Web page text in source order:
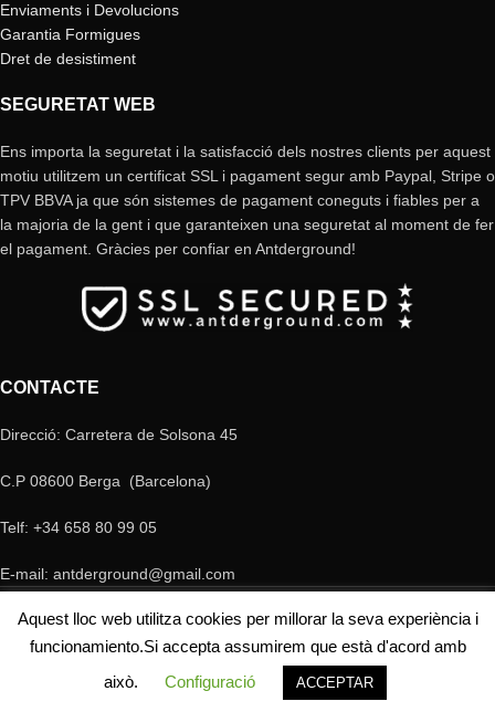
Enviaments i Devolucions
Garantia Formigues
Dret de desistiment
SEGURETAT WEB
Ens importa la seguretat i la satisfacció dels nostres clients per aquest
motiu utilitzem un certificat SSL i pagament segur amb Paypal, Stripe o
TPV BBVA ja que són sistemes de pagament coneguts i fiables per a
la majoria de la gent i que garanteixen una seguretat al moment de fer
el pagament. Gràcies per confiar en Antderground!
CONTACTE
Direcció: Carretera de Solsona 45
C.P 08600 Berga (Barcelona)
Telf: +34 658 80 99 05
E-mail: antderground@gmail.com
Aquest lloc web utilitza cookies per millorar la seva experiència i
funcionamiento.Si accepta assumirem que està d'acord amb
això.
Configuració ACCEPTAR